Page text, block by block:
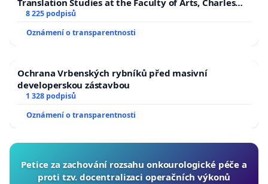
spolupracovat při šetření, před jakýmkoli
znevýhodňováním nebo odvetnými opatřeními.
Domníváme se, že škola má být místem vzdělávání,
bezpečí, respektu a otevřené komunikace mezi
žáky, rodiči a zaměstnanci školy. Proto žádáme, aby
byly uvedené skutečnosti řádně a nezávisle
Datum: 3.6.2026
Translation Studies at the Faculty of Arts, Charles
University
8 225 podpisů
Oznámení o transparentnosti
Ochrana Vrbenských rybníků před masivní
developerskou zástavbou
1 328 podpisů
Oznámení o transparentnosti
Petice za zachování rozsahu onkourologické péče a
proti tzv. docentralizaci operačních výkonů